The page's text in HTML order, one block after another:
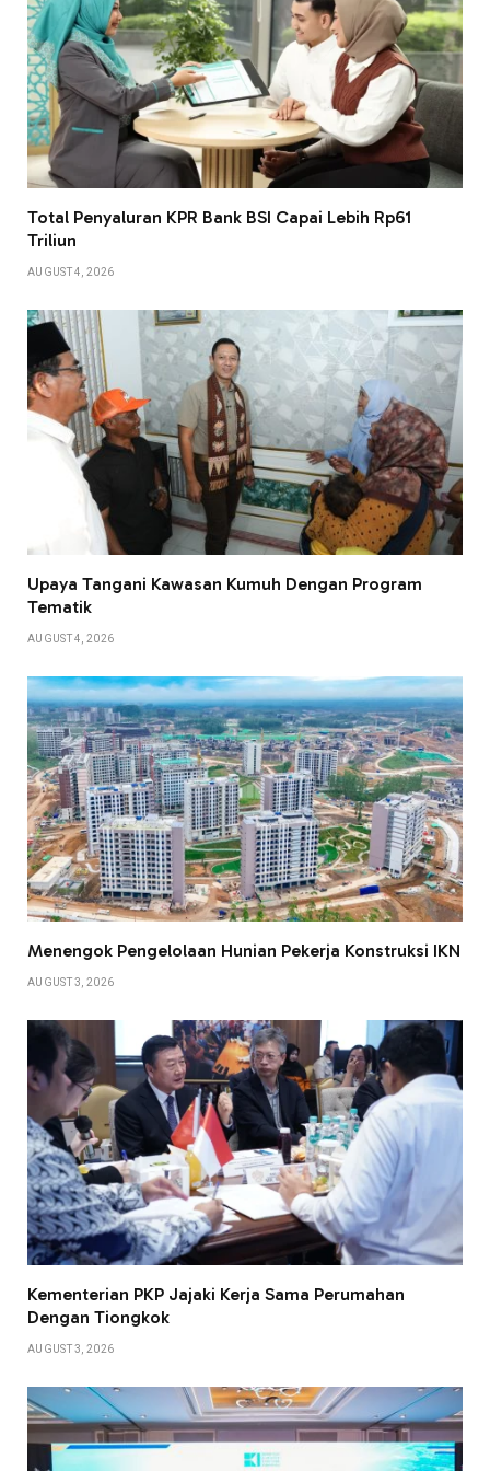
Total Penyaluran KPR Bank BSI Capai Lebih Rp61
Triliun
AUGUST 4, 2026
Upaya Tangani Kawasan Kumuh Dengan Program
Tematik
AUGUST 4, 2026
Menengok Pengelolaan Hunian Pekerja Konstruksi IKN
AUGUST 3, 2026
Kementerian PKP Jajaki Kerja Sama Perumahan
Dengan Tiongkok
AUGUST 3, 2026